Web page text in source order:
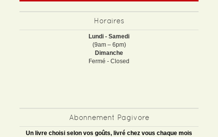
Horaires
Lundi - Samedi
(9am – 6pm)
Dimanche
Fermé - Closed
Abonnement Pagivore
Un livre choisi selon vos goûts, livré chez vous chaque mois